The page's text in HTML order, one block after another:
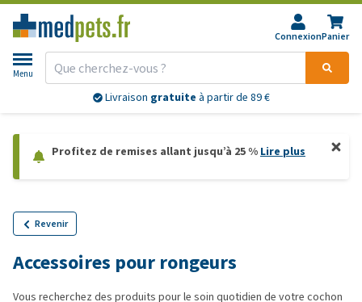
ConnexionPanier
Menu
Livraison gratuite à partir de 89 €
Profitez de remises allant jusqu’à 25 % Lire plus
Revenir
Accessoires pour rongeurs
Vous recherchez des produits pour le soin quotidien de votre cochon